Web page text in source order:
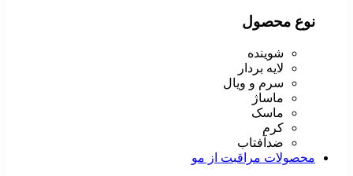
نوع محصول
شوینده
لایه بردار
سرم و ویال
ماساژ
ماسک
کرم
ضدآفتاب
محصولات مراقبت از مو